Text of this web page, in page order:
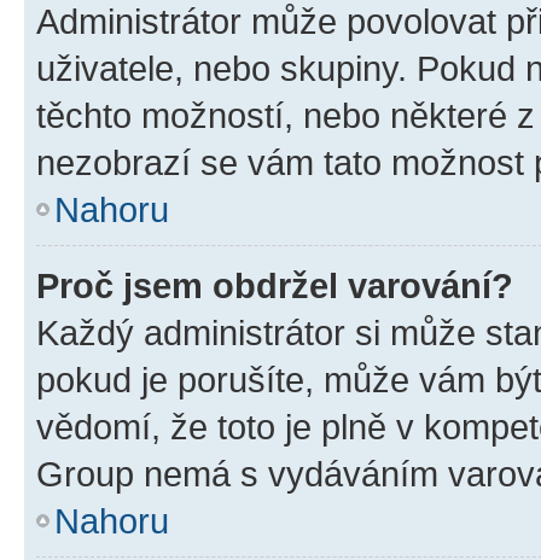
Administrátor může povolovat
uživatele, nebo skupiny. Pokud
těchto možností, nebo některé
nezobrazí se vám tato
Nahoru
Proč jsem obdržel varování?
Každý administrátor si může
pokud je porušíte, může vám
vědomí, že toto je plně v
Group nemá s vydáváním
Nahoru